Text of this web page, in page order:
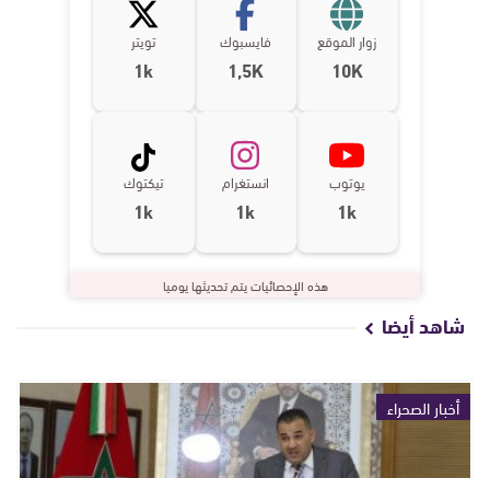
زوار الموقع
10K
فايسبوك
1,5K
تويتر
1k
يوتوب
1k
انستغرام
1k
تيكتوك
1k
هذه الإحصائيات يتم تحديثها يوميا
شاهد أيضا
أخبار الصحراء